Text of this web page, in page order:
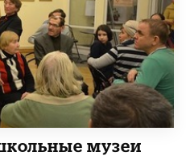
музеи